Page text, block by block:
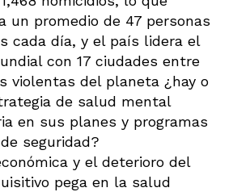
un promedio de 47 personas
cada día, y el país lidera el
con 17 ciudades entre
violentas del planeta ¿hay o
de salud mental
en sus planes y programas
seguridad?
y el deterioro del
pega en la salud